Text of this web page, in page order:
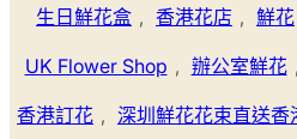
生日鮮花盒 , 香港花店 , 鮮花
UK Flower Shop , 辦公室鮮花 ,
香港訂花 , 深圳鮮花花束直送香